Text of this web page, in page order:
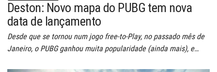
Deston: Novo mapa do PUBG tem nova
data de lançamento
Desde que se tornou num jogo free-to-Play, no passado mês de
Janeiro, o PUBG ganhou muita popularidade (ainda mais), e…